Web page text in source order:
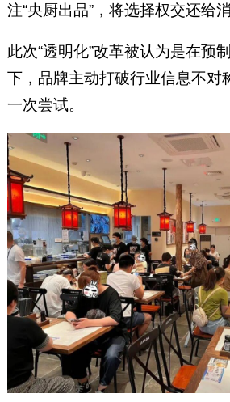
注“央厨出品”，将选择权交还给消
此次“透明化”改革被认为是在预
下，品牌主动打破行业信息不对
一次尝试。